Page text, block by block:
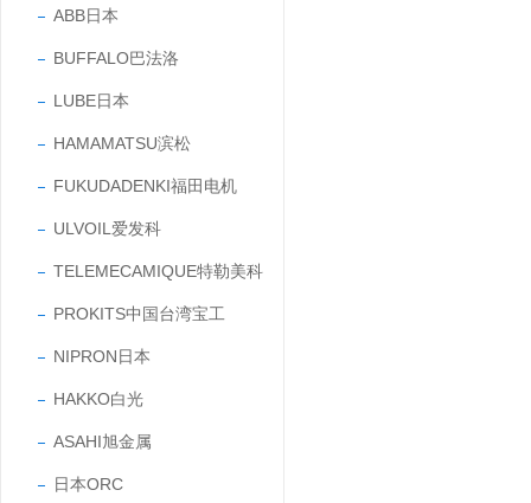
ABB日本
BUFFALO巴法洛
LUBE日本
HAMAMATSU滨松
FUKUDADENKI福田电机
ULVOIL爱发科
TELEMECAMIQUE特勒美科
PROKITS中国台湾宝工
NIPRON日本
HAKKO白光
ASAHI旭金属
日本ORC